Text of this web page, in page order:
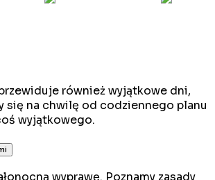
również wyjątkowe dni,
się na chwilę od codziennego planu
wyjątkowego.
wyprawę. Poznamy zasady